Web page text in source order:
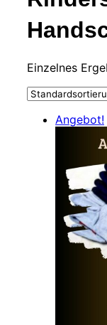
Einzelnes
Angebot!